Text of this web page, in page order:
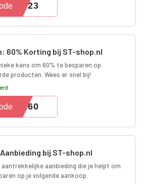
2023
60% Korting bij ST-shop.nl
kans om 60% te besparen op
producten. Wees er snel bij!
VE60
bij ST-shop.nl
aantrekkelijke aanbieding die je helpt om
op je volgende aankoop.